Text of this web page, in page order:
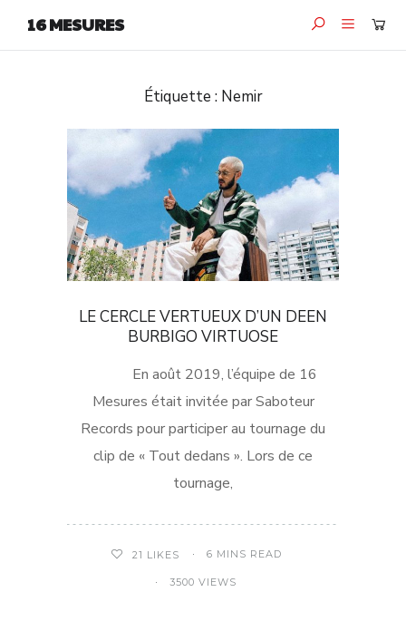
16 MESURES
Étiquette : Nemir
LE CERCLE VERTUEUX D’UN DEEN
BURBIGO VIRTUOSE
En août 2019, l’équipe de 16
Mesures était invitée par Saboteur
Records pour participer au tournage du
clip de « Tout dedans ». Lors de ce
tournage,
21 LIKES 6 MINS READ
3500 VIEWS